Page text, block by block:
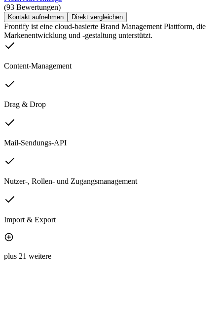
(93 Bewertungen)
Kontakt aufnehmen Direkt vergleichen
Frontify ist eine cloud-basierte Brand Management Plattform, die
Markenentwicklung und -gestaltung unterstützt.
Content-Management
Drag & Drop
Mail-Sendungs-API
Nutzer-, Rollen- und Zugangsmanagement
Import & Export
plus 21 weitere